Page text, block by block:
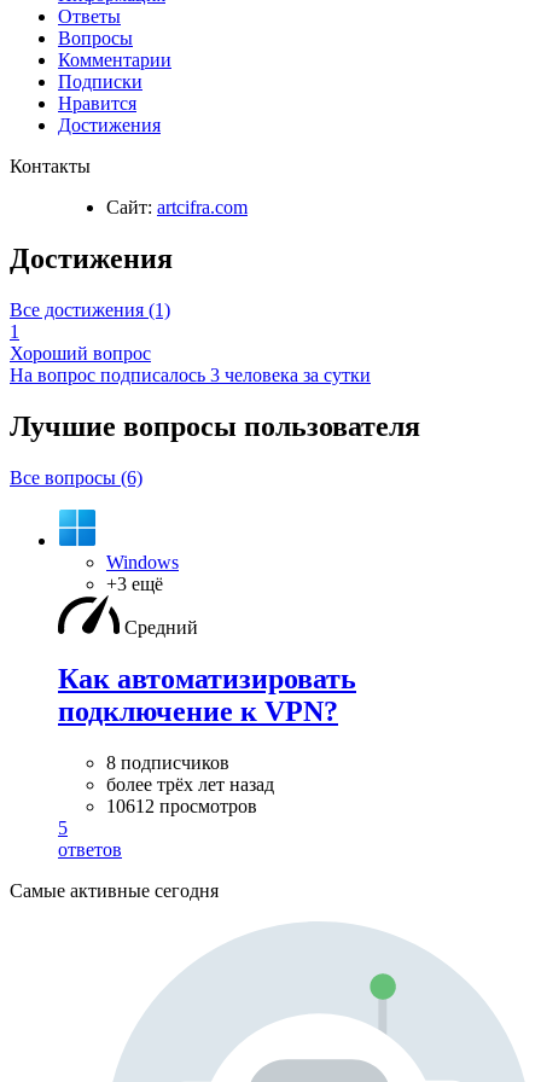
Ответы
Вопросы
Комментарии
Подписки
Нравится
Достижения
Контакты
Сайт: artcifra.com
Достижения
Все достижения (1)
1
Хороший вопрос
На вопрос подписалось 3 человека за сутки
Лучшие вопросы пользователя
Все вопросы (6)
Windows
+3 ещё
Средний
Как автоматизировать
подключение к VPN?
8 подписчиков
более трёх лет назад
10612 просмотров
5
ответов
Самые активные сегодня